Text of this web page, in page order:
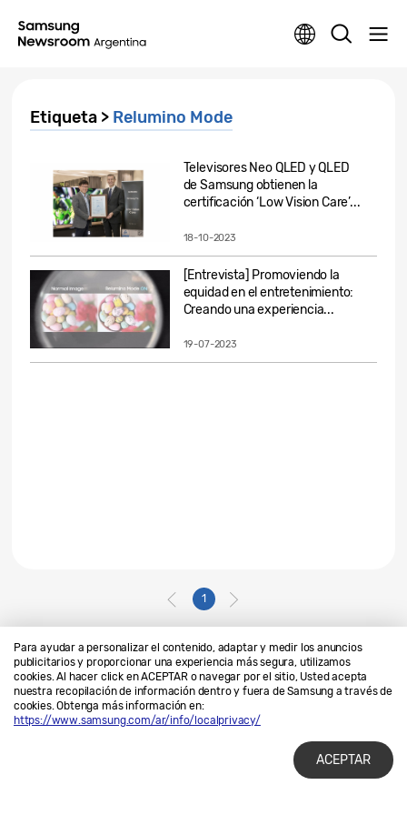
Para ayudar a personalizar el contenido, adaptar y medir los anuncios
publicitarios y proporcionar una experiencia más segura, utilizamos
cookies. Al hacer click en ACEPTAR o navegar por el sitio, Usted acepta
nuestra recopilación de información dentro y fuera de Samsung a través de
cookies. Obtenga más información en:
https://www.samsung.com/ar/info/localprivacy/
ACEPTAR
Etiqueta > Relumino Mode
Televisores Neo QLED y QLED
de Samsung obtienen la
certificación ‘Low Vision Care’...
18-10-2023
[Entrevista] Promoviendo la
equidad en el entretenimiento:
Creando una experiencia...
19-07-2023
1
Contáctanos
SAMSUNG.COM
Privacidad